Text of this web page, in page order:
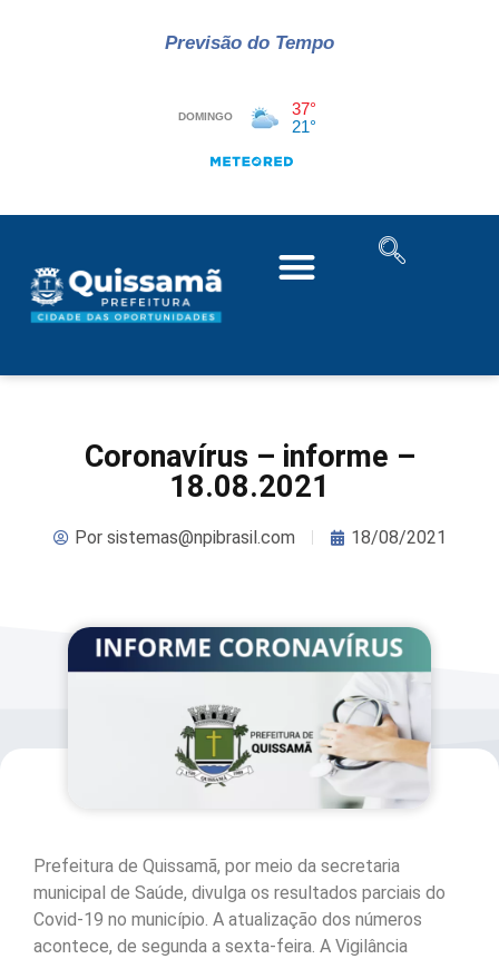
Previsão do Tempo
Coronavírus – informe –
18.08.2021
Porsistemas@npibrasil.com 18/08/2021
Prefeitura de Quissamã, por meio da secretaria
municipal de Saúde, divulga os resultados parciais do
Covid-19 no município. A atualização dos números
acontece, de segunda a sexta-feira. A Vigilância